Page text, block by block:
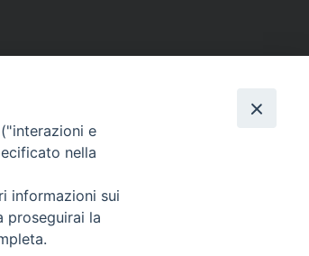
494211
494204
e
nella
informazioni sui
proseguirai la